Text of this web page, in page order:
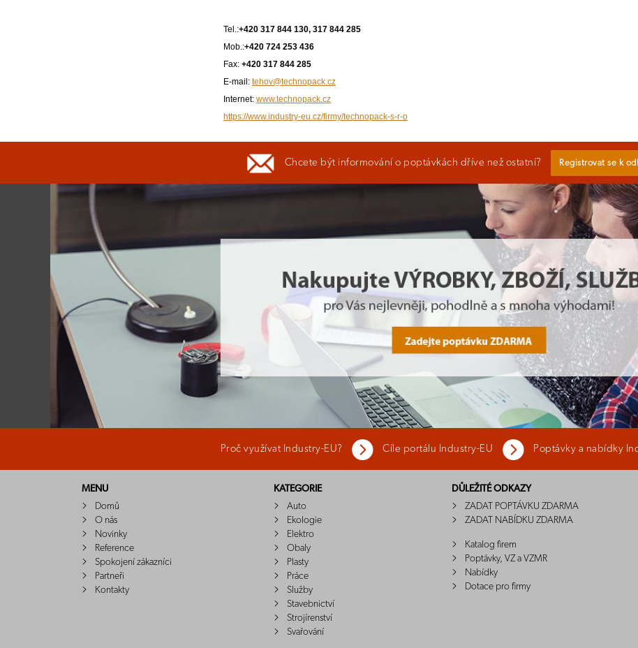
Tel.:+420 317 844 130, 317 844 285
Mob.:+420 724 253 436
Fax: +420 317 844 285
E-mail: tehov@technopack.cz
Internet: www.technopack.cz
https://www.industry-eu.cz/firmy/technopack-s-r-o
Chcete být informování o poptávkách dříve než ostatní? Registrovat se k
Proč využívat Industry-EU? Cíle portálu Industry-EU Poptávky a nabídky
MENU
Domů
O nás
Novinky
Reference
Spokojení zákazníci
Partneři
Kontakty
KATEGORIE
Auto
Ekologie
Elektro
Obaly
Plasty
Práce
Služby
Stavebnictví
Strojírenství
Svařování
DŮLEŽITÉ ODKAZY
ZADAT POPTÁVKU ZDARMA
ZADAT NABÍDKU ZDARMA
Katalog firem
Poptávky, VZ a VZMR
Nabídky
Dotace pro firmy